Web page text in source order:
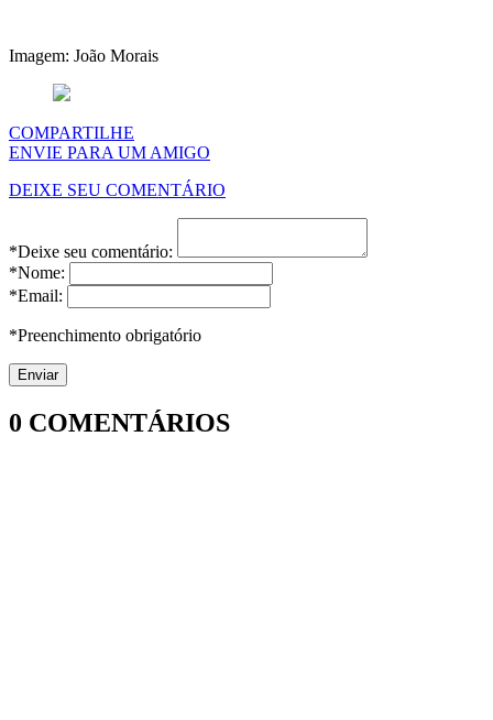
Imagem: João Morais
COMPARTILHE
ENVIE PARA UM AMIGO
DEIXE SEU COMENTÁRIO
*Deixe seu comentário:
*Nome:
*Email:
*Preenchimento obrigatório
0 COMENTÁRIOS